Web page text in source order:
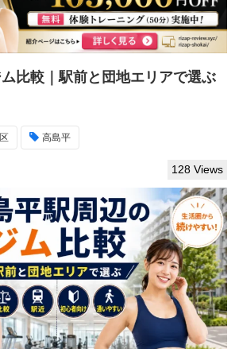
比較｜駅前と団地エリアで選ぶ
高島平
128 Views